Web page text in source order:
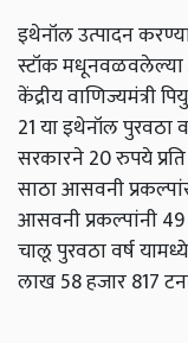
इथेनॉल उत्पादन
स्टॉक मधूनवळवलेल्या
केंद्रीय वाणिज्यमंत्री
21 या इथेनॉल पुरवठा
सरकारने 20 रुपये
साठा आसवनी
आसवनी प्रकल्पांनी
चालू पुरवठा वर्ष
लाख 58 हजार 817